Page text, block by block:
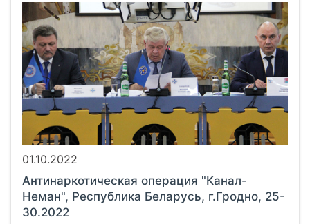
01.10.2022
Антинаркотическая операция "Канал-
Неман", Республика Беларусь, г.Гродно, 25-
30.2022